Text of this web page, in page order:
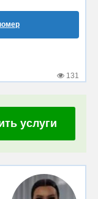
131
услуги